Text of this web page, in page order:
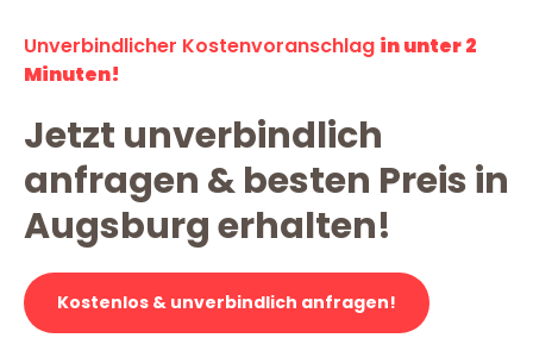
Unverbindlicher Kostenvoranschlag in unter 2
Minuten!
Jetzt unverbindlich
anfragen & besten Preis in
Augsburg erhalten!
Kostenlos & unverbindlich anfragen!